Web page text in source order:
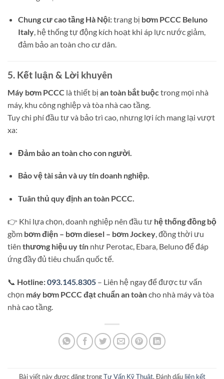
Chung cư cao tầng Hà Nội:trang bị bơm PCCC Beluno
Italy, hệ thống tự động kích hoạt khi áp lực nước giảm,
đảm bảo an toàn cho cư dân.
5. Kết luận & Lời khuyên
Máy bơm PCCC là thiết bị an toàn bắt buộctrong mọi nhà
máy, khu công nghiệp và tòa nhà cao tầng.
Tuy chi phí đầu tư và bảo trì cao, nhưng lợi ích mang lại vượt
xa:
Đảm bảo an toàn cho con người.
Bảo vệ tài sản và uy tín doanh nghiệp.
Tuân thủ quy định an toàn PCCC.
👉 Khi lựa chọn, doanh nghiệp nên đầu tư hệ thống đồng bộ
gồm bơm điện – bơm diesel – bơm Jockey, đồng thời ưu
tiên thương hiệu uy tín như Perotac, Ebara, Beluno để đáp
ứng đầy đủ tiêu chuẩn quốc tế.
📞 Hotline:093.145.8305 – Liên hệ ngay để được tư vấn
chọn máy bơm PCCC đạt chuẩn an toàncho nhà máy và tòa
nhà cao tầng.
Bài viết này được đăng trongTư Vấn Kỹ Thuật. Đánh dấu liên kết